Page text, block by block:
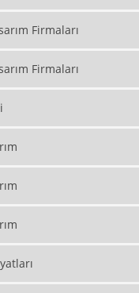
Firmaları
Firmaları